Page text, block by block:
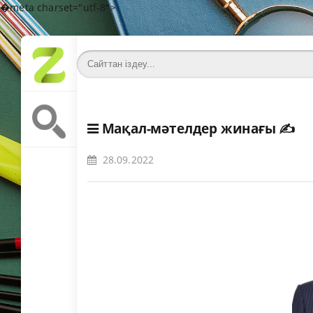
�meta charset="utf-8">
Мақал-мәтелдер жинағы ✍️
28.09.2022